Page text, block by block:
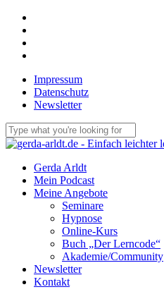
Skip
main
content
Impressum
Datenschutz
Newsletter
Close
Menu
Gerda Arldt
Mein Podcast
Meine Angebote
Seminare
Hypnose
Online-Kurs
Buch „Der Lerncode“
Akademie/Community
Newsletter
Kontakt